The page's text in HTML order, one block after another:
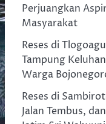
Perjuangkan
Masyarakat
Reses di
Tampung
Warga
Reses di
Jalan Tembus,